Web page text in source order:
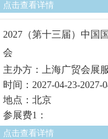
点击查看详情
2027（第十三届）中国
会
主办方：上海广贸会展
时间：2027-04-23-2027-
地点：北京
参展费1：
点击查看详情